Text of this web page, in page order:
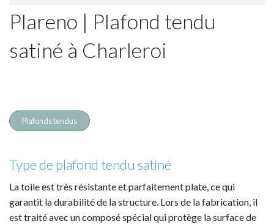
Plareno | Plafond tendu
satiné à Charleroi
Plafonds tendus
Type de plafond tendu satiné
La toile est très résistante et parfaitement plate, ce qui
garantit la durabilité de la structure. Lors de la fabrication, il
est traité avec un composé spécial qui protège la surface de